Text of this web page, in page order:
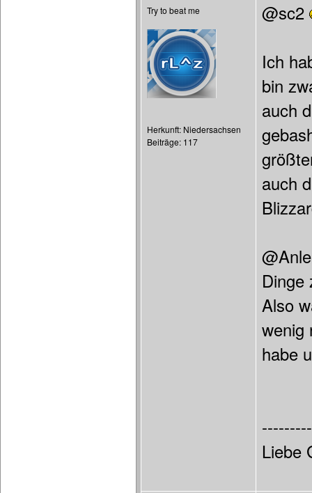
Try to beat me
Herkunft: Niedersachsen
Beiträge: 117
@sc2
Ich
bin
auch
auch
Dinge
Also
wenig
habe
Liebe